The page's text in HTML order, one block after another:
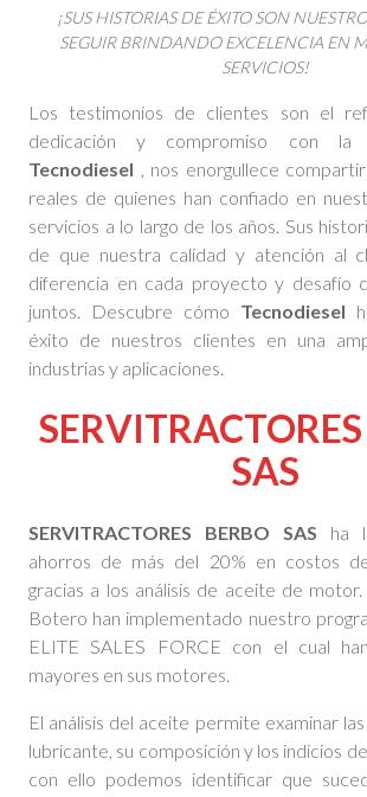
¡SUS HISTORIAS DE ÉXITO SON
SEGUIR BRINDANDO EXCELENCIA EN
SERVICIOS!
Los testimonios de clientes son el
dedicación y compromiso con la
Tecnodiesel , nos enorgullece
reales de quienes han confiado en
servicios a lo largo de los años. Sus
de que nuestra calidad y atención al
diferencia en cada proyecto y desafío
juntos. Descubre cómo Tecnodiesel
éxito de nuestros clientes en una
industrias y aplicaciones.
SAS
SERVITRACTORES BERBO SAS ha
ahorros de más del 20% en costos
gracias a los análisis de aceite de
Botero han implementado nuestro
ELITE SALES FORCE con el cual
mayores en sus motores.
El análisis del aceite permite examinar
lubricante, su composición y los indicios
con ello podemos identificar que